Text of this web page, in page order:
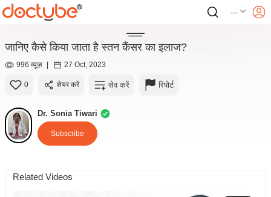
---
जानिए कैसे किया जाता है स्तन कैंसर का इलाज?
996 व्यूज़ | 27 Oct, 2023
0 शेयर करें सेव करें रिपोर्ट
Dr. Sonia Tiwari
Subscribe
Related Videos